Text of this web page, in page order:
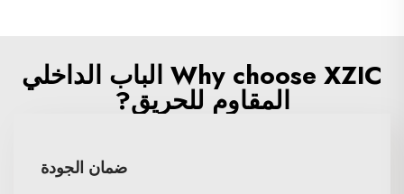
Why choose XZIC الباب الداخلي
المقاوم للحريق?
ضمان الجودة